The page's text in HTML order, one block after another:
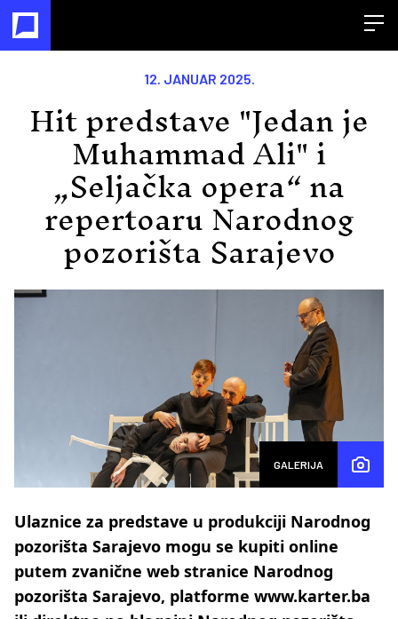
12. JANUAR 2025.
Hit predstave "Jedan je
Muhammad Ali" i
„Seljačka opera“ na
repertoaru Narodnog
pozorišta Sarajevo
GALERIJA
Ulaznice za predstave u produkciji Narodnog
pozorišta Sarajevo mogu se kupiti online
putem zvanične web stranice Narodnog
pozorišta Sarajevo, platforme www.karter.ba